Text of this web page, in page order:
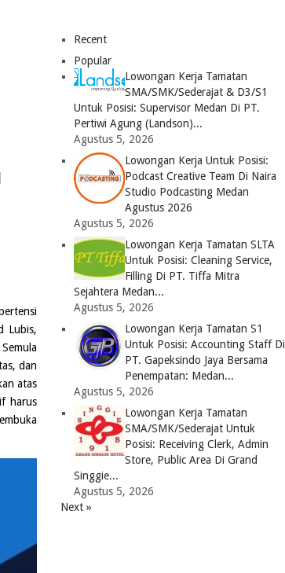
Lubis,
dan
atas
harus
Recent
Popular
Lowongan Kerja Tamatan
SMA/SMK/Sederajat & D3/S1
Untuk Posisi: Supervisor Medan Di PT.
Pertiwi Agung (Landson)...
Agustus 5, 2026
Lowongan Kerja Untuk Posisi:
Podcast Creative Team Di Naira
Studio Podcasting Medan
Agustus 2026
Agustus 5, 2026
Lowongan Kerja Tamatan SLTA
Untuk Posisi: Cleaning Service,
Filling Di PT. Tiffa Mitra
Sejahtera Medan...
Agustus 5, 2026
Lowongan Kerja Tamatan S1
Untuk Posisi: Accounting Staff Di
PT. Gapeksindo Jaya Bersama
Penempatan: Medan...
Agustus 5, 2026
Lowongan Kerja Tamatan
SMA/SMK/Sederajat Untuk
Posisi: Receiving Clerk, Admin
Store, Public Area Di Grand
Singgie...
Agustus 5, 2026
Next »